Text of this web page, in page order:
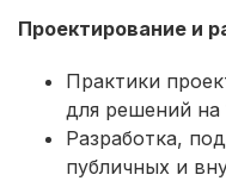
Проектирование и
Практики
для решений на
Разработка,
публичных и